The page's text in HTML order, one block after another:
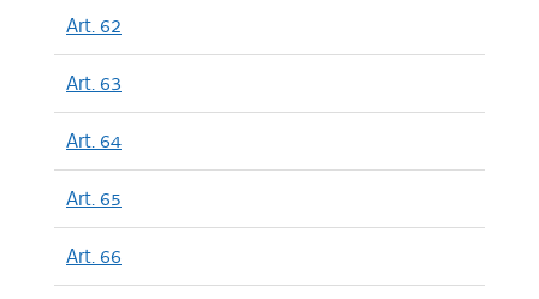
Art. 62
Art. 63
Art. 64
Art. 65
Art. 66